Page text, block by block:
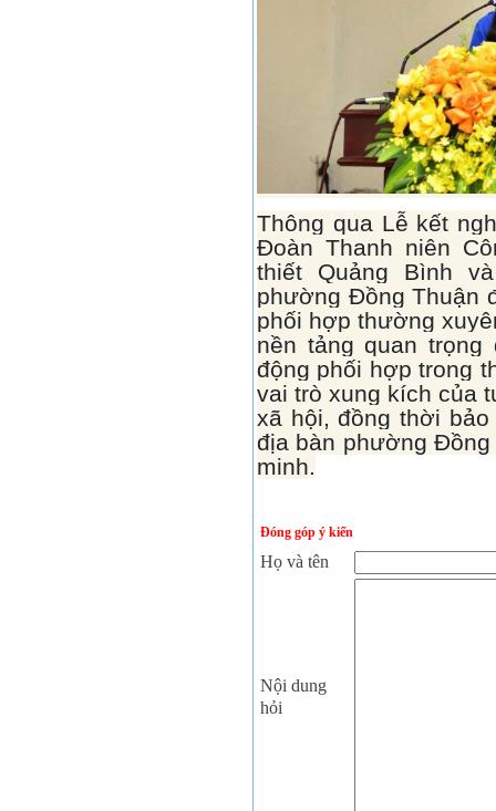
Thông qua Lễ kết
Đoàn Thanh niên
thiết Quảng Bình
phường Đồng Thuận
phối hợp thường
nền tảng quan
động phối hợp trong
vai trò xung kích của
xã hội, đồng thời
địa bàn phường Đồng
minh.
Đóng góp ý kiến
Họ và tên
Nội dung
hỏi